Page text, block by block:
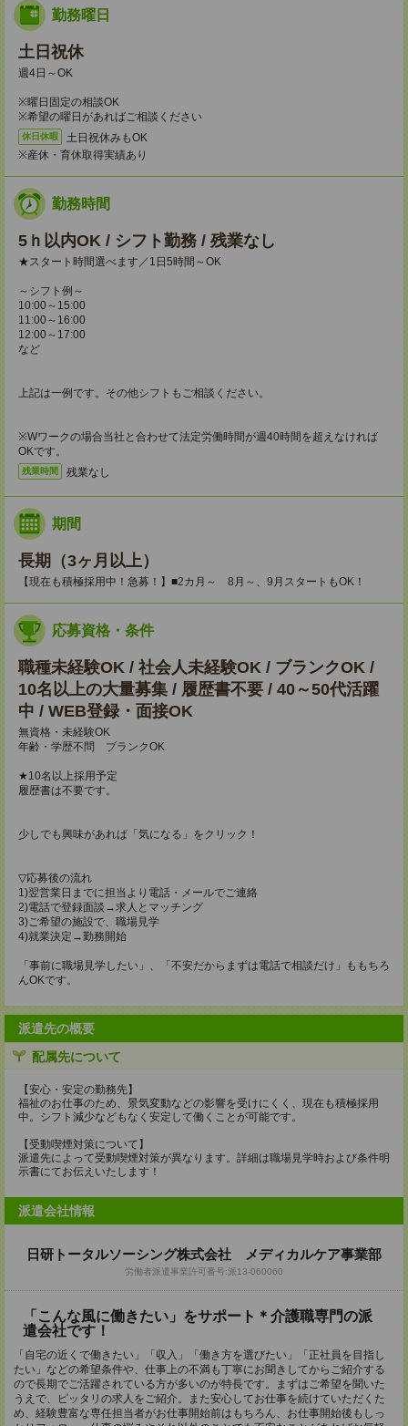
勤務曜日
土日祝休
週4日～OK
※曜日固定の相談OK
※希望の曜日があればご相談ください
休日休暇
土日祝休みもOK
※産休・育休取得実績あり
勤務時間
5ｈ以内OK / シフト勤務 / 残業なし
★スタート時間選べます／1日5時間～OK
～シフト例～
10:00～15:00
11:00～16:00
12:00～17:00
など
上記は一例です。その他シフトもご相談ください。
※Wワークの場合当社と合わせて法定労働時間が週40時間を超えなければ
OKです。
残業時間 残業なし
期間
長期（3ヶ月以上）
【現在も積極採用中！急募！】■2カ月～ 8月～、9月スタートもOK！
応募資格・条件
職種未経験OK / 社会人未経験OK / ブランクOK /
10名以上の大量募集 / 履歴書不要 / 40～50代活躍
中 / WEB登録・面接OK
無資格・未経験OK
年齢・学歴不問 ブランクOK
★10名以上採用予定
履歴書は不要です。
少しでも興味があれば「気になる」をクリック！
▽応募後の流れ
1)翌営業日までに担当より電話・メールでご連絡
2)電話で登録面談→求人とマッチング
3)ご希望の施設で、職場見学
4)就業決定→勤務開始
「事前に職場見学したい」、「不安だからまずは電話で相談だけ」ももちろ
んOKです。
派遣先の概要
配属先について
【安心・安定の勤務先】
福祉のお仕事のため、景気変動などの影響を受けにくく、現在も積極採用
中。シフト減少などもなく安定して働くことが可能です。
【受動喫煙対策について】
派遣先によって受動喫煙対策が異なります。詳細は職場見学時および条件明
示書にてお伝えいたします！
派遣会社情報
日研トータルソーシング株式会社 メディカルケア事業部
労働者派遣事業許可番号:派13-060060
「こんな風に働きたい」をサポート＊介護職専門の派
遣会社です！
「自宅の近くで働きたい」「収入」「働き方を選びたい」「正社員を目指し
たい」などの希望条件や、仕事上の不満も丁寧にお聞きしてからご紹介する
ので長期でご活躍されている方が多いのが特長です。まずはご希望を聞いた
うえで、ピッタリの求人をご紹介。また安心してお仕事を続けていただくた
め、経験豊富な専任担当者がお仕事開始前はもちろん、お仕事開始後もしっ